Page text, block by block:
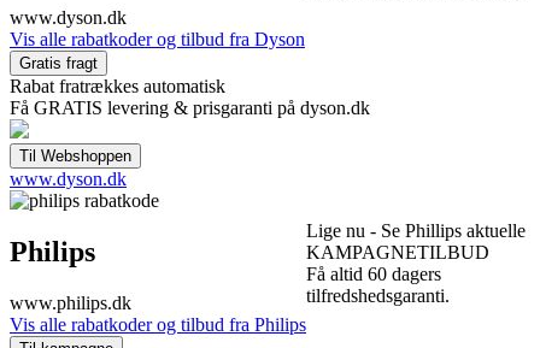
www.dyson.dk
Vis alle rabatkoder og tilbud fra Dyson
Rabat fratrækkes automatisk
Få GRATIS levering & prisgaranti på dyson.dk
www.dyson.dk
Philips
www.philips.dk
Vis alle rabatkoder og tilbud fra Philips
Lige nu - Se Phillips aktuelle
KAMPAGNETILBUD
Få altid 60 dagers
tilfredshedsgaranti.